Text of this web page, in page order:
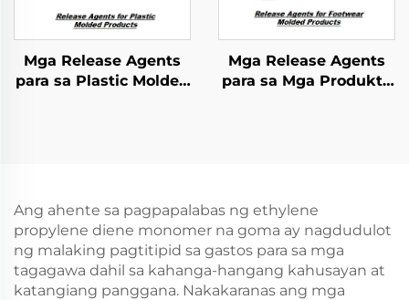
Mga Release Agents
para sa Plastic Molded
Mga Release Agents
para sa Mga Produkto
Ang ahente sa pagpapalabas ng ethylene
propylene diene monomer na goma ay nagdudulot
ng malaking pagtitipid sa gastos para sa mga
tagagawa dahil sa kahanga-hangang kahusayan at
katangiang panggana. Nakakaranas ang mga